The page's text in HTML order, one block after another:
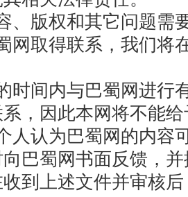
、版权和其它问题需
网取得联系，我们将
时间内与巴蜀网进行
，因此本网将不能
人认为巴蜀网的内容
巴蜀网书面反馈，
到上述文件并审核